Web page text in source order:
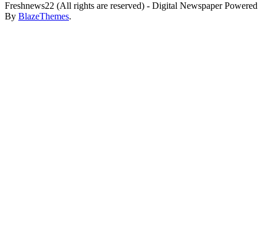
Freshnews22 (All rights are reserved) - Digital Newspaper Powered
By BlazeThemes.